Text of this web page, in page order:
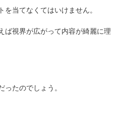
を当てなくてはいけません。
視界が広がって内容が綺麗に理
たのでしょう。